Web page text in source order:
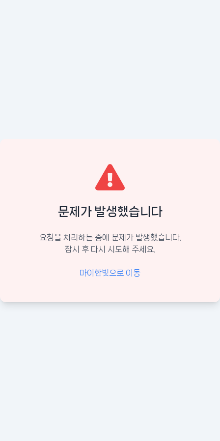
문제가 발생했습니다
요청을 처리하는 중에 문제가 발생했습니다.
잠시 후 다시 시도해 주세요.
마이한빛으로 이동